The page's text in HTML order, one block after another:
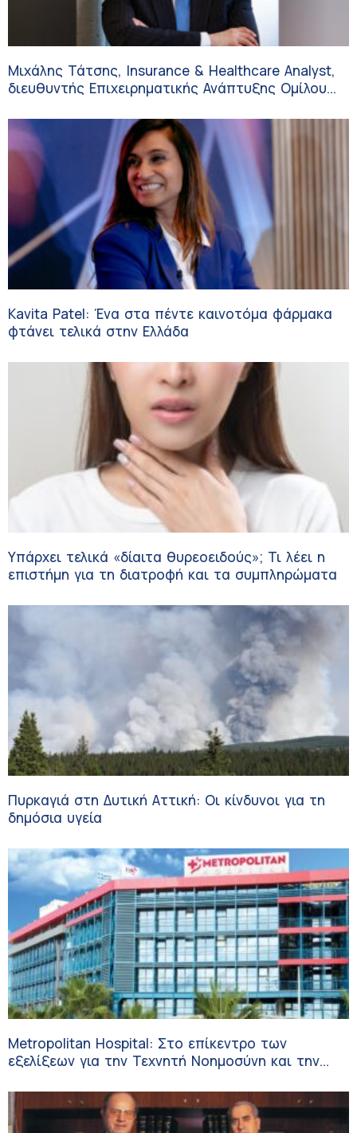
Μιχάλης Τάτσης, Insurance & Healthcare Analyst,
διευθυντής Επιχειρηματικής Ανάπτυξης Ομίλου
Kavita Patel: Ένα στα πέντε καινοτόμα φάρμακα
φτάνει τελικά στην Ελλάδα
Υπάρχει τελικά «δίαιτα θυρεοειδούς»; Τι λέει η
επιστήμη για τη διατροφή και τα συμπληρώματα
Πυρκαγιά στη Δυτική Αττική: Οι κίνδυνοι για τη
δημόσια υγεία
Metropolitan Hospital: Στο επίκεντρο των
εξελίξεων για την Τεχνητή Νοημοσύνη και την